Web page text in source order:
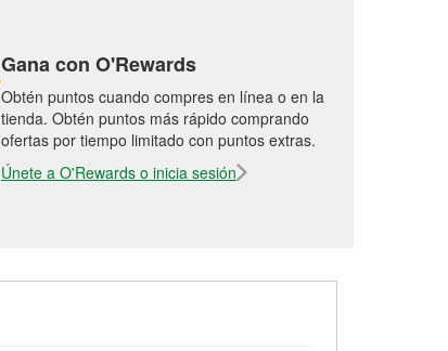
Gana con O'Rewards
Obtén puntos cuando compres en línea o en la
tienda. Obtén puntos más rápido comprando
ofertas por tiempo limitado con puntos extras.
Únete a O'Rewards o inicia sesión